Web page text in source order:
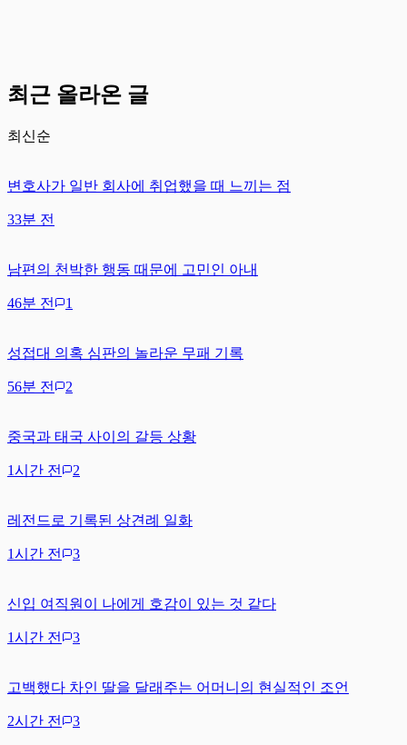
최근 올라온 글
최신순
변호사가 일반 회사에 취업했을 때 느끼는 점
33분 전
남편의 천박한 행동 때문에 고민인 아내
46분 전 1
성접대 의혹 심판의 놀라운 무패 기록
56분 전 2
중국과 태국 사이의 갈등 상황
1시간 전 2
레전드로 기록된 상견례 일화
1시간 전 3
신입 여직원이 나에게 호감이 있는 것 같다
1시간 전 3
고백했다 차인 딸을 달래주는 어머니의 현실적인 조언
2시간 전 3